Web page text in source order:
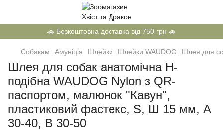
🚗 Безкоштовна доставка від 750 грн 🚗
Собакам Амуніція Шлейки Шлейки WAUDOG Шлея для
Шлея для собак анатомічна H-
подібна WAUDOG Nylon з QR-
паспортом, малюнок "Кавун",
пластиковий фастекс, S, Ш 15 мм, A
30-40, B 30-50